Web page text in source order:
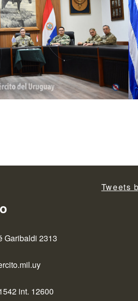
Garibaldi 2313
int. 12600
Tweets